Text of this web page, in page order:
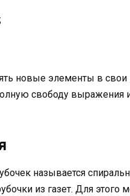
новые элементы в свои
свободу выражения
называется
из газет. Для этого